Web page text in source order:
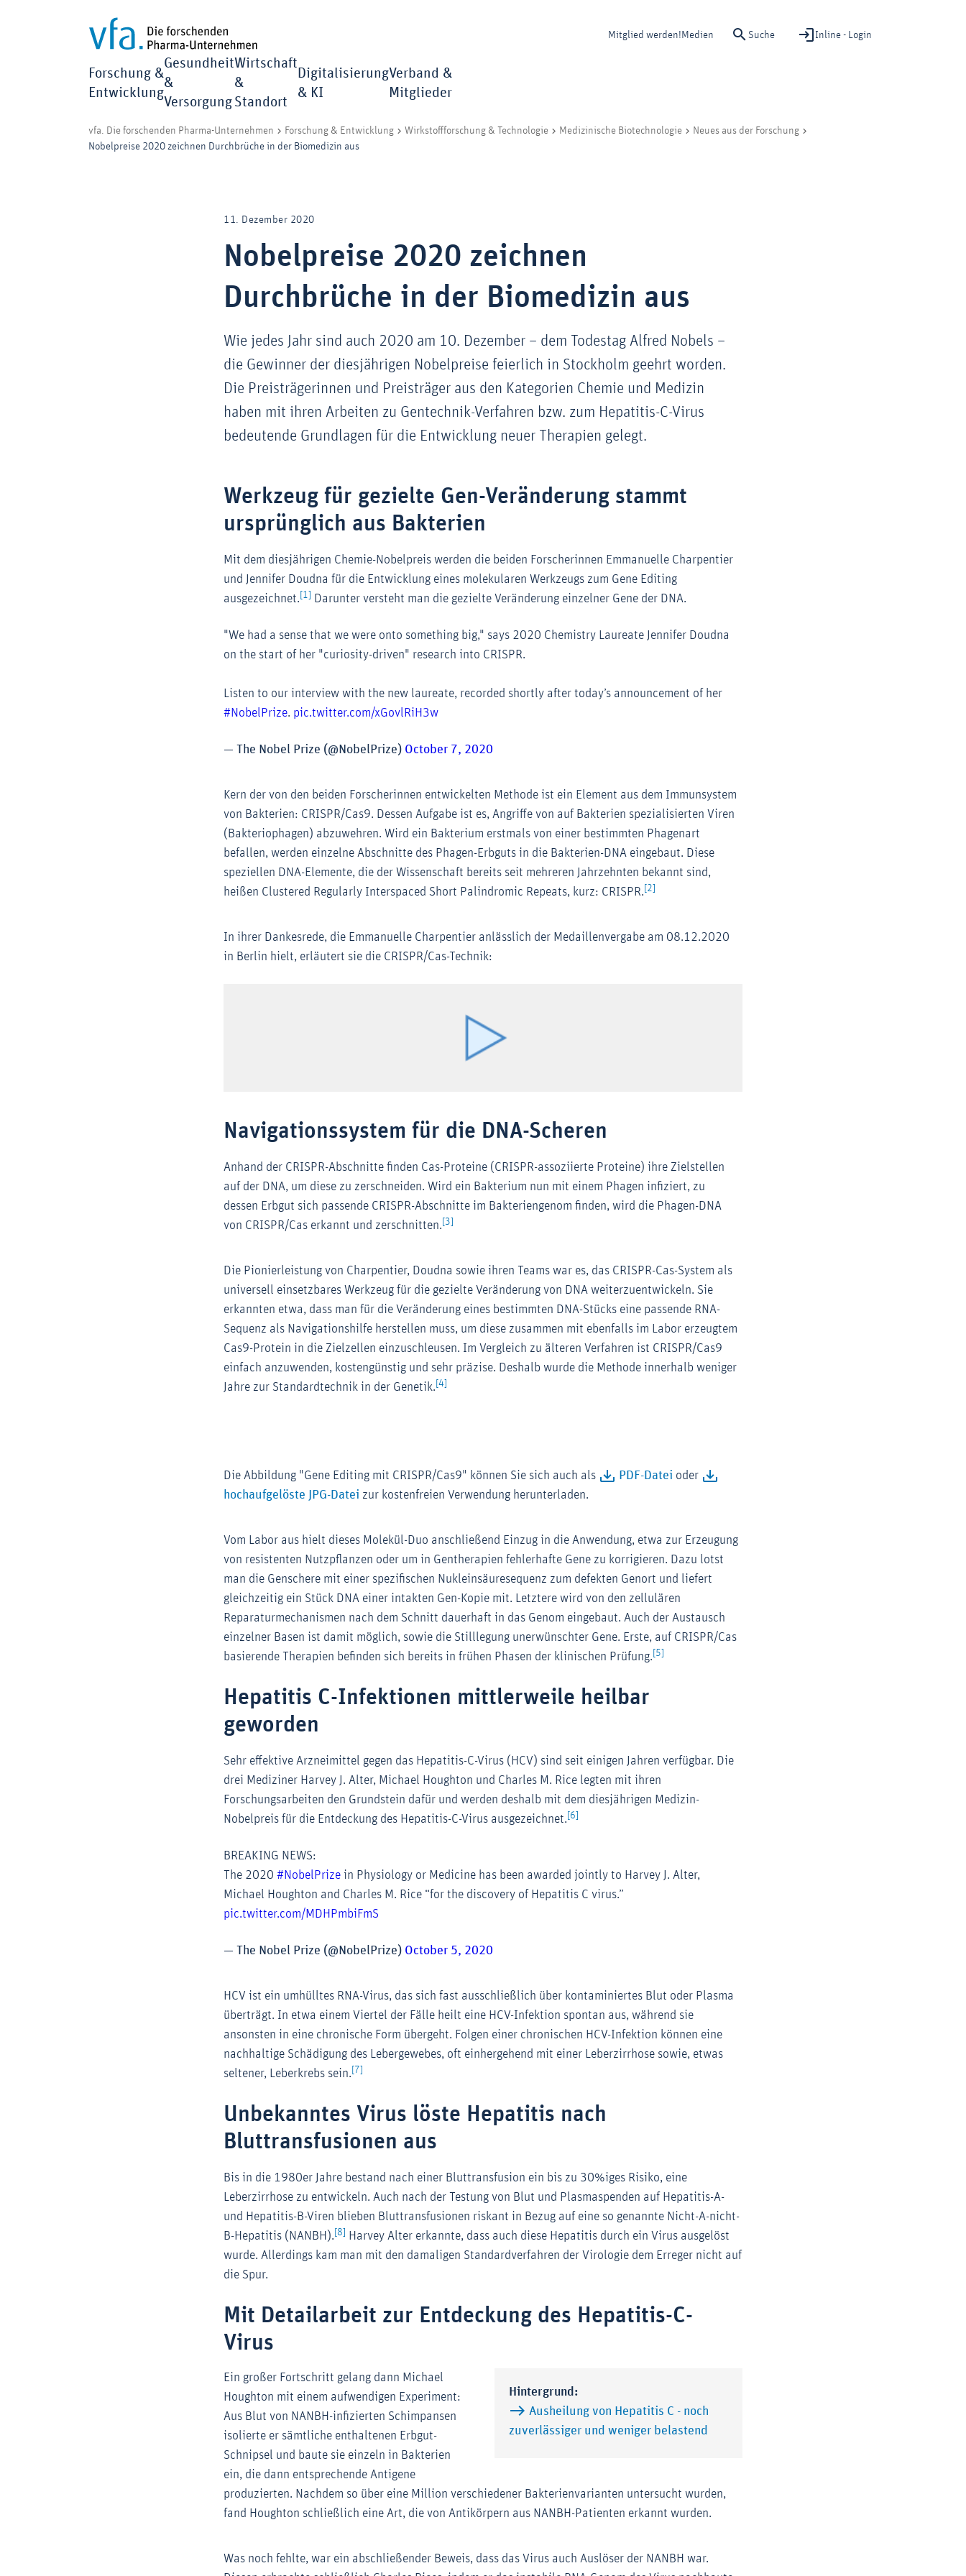
Mitglied werden! Medien Suche Inline - Login
Forschung &
Entwicklung
Gesundheit
&
Versorgung
Wirtschaft
&
Standort
Digitalisierung
& KI
Verband &
Mitglieder
vfa. Die forschenden Pharma-Unternehmen Forschung & Entwicklung Wirkstoffforschung & Technologie Medizinische Biotechnologie
Neues aus der Forschung
Nobelpreise 2020 zeichnen Durchbrüche in der Biomedizin aus
11. Dezember 2020
Nobelpreise 2020 zeichnen
Durchbrüche in der Biomedizin aus
Wie jedes Jahr sind auch 2020 am 10. Dezember – dem Todestag Alfred Nobels –
die Gewinner der diesjährigen Nobelpreise feierlich in Stockholm geehrt worden.
Die Preisträgerinnen und Preisträger aus den Kategorien Chemie und Medizin
haben mit ihren Arbeiten zu Gentechnik-Verfahren bzw. zum Hepatitis-C-Virus
bedeutende Grundlagen für die Entwicklung neuer Therapien gelegt.
Werkzeug für gezielte Gen-Veränderung stammt
ursprünglich aus Bakterien
Mit dem diesjährigen Chemie-Nobelpreis werden die beiden Forscherinnen Emmanuelle Charpentier
und Jennifer Doudna für die Entwicklung eines molekularen Werkzeugs zum Gene Editing
ausgezeichnet. [1] Darunter versteht man die gezielte Veränderung einzelner Gene der DNA.
"We had a sense that we were onto something big," says 2020 Chemistry Laureate Jennifer Doudna
on the start of her "curiosity-driven" research into CRISPR.
Listen to our interview with the new laureate, recorded shortly after today’s announcement of her
#NobelPrize. pic.twitter.com/xGovlRiH3w
— The Nobel Prize (@NobelPrize) October 7, 2020
Kern der von den beiden Forscherinnen entwickelten Methode ist ein Element aus dem Immunsystem
von Bakterien: CRISPR/Cas9. Dessen Aufgabe ist es, Angriffe von auf Bakterien spezialisierten Viren
(Bakteriophagen) abzuwehren. Wird ein Bakterium erstmals von einer bestimmten Phagenart
befallen, werden einzelne Abschnitte des Phagen-Erbguts in die Bakterien-DNA eingebaut. Diese
speziellen DNA-Elemente, die der Wissenschaft bereits seit mehreren Jahrzehnten bekannt sind,
heißen Clustered Regularly Interspaced Short Palindromic Repeats, kurz: CRISPR. [2]
In ihrer Dankesrede, die Emmanuelle Charpentier anlässlich der Medaillenvergabe am 08.12.2020
in Berlin hielt, erläutert sie die CRISPR/Cas-Technik:
Navigationssystem für die DNA-Scheren
Anhand der CRISPR-Abschnitte finden Cas-Proteine (CRISPR-assoziierte Proteine) ihre Zielstellen
auf der DNA, um diese zu zerschneiden. Wird ein Bakterium nun mit einem Phagen infiziert, zu
dessen Erbgut sich passende CRISPR-Abschnitte im Bakteriengenom finden, wird die Phagen-DNA
von CRISPR/Cas erkannt und zerschnitten. [3]
Die Pionierleistung von Charpentier, Doudna sowie ihren Teams war es, das CRISPR-Cas-System als
universell einsetzbares Werkzeug für die gezielte Veränderung von DNA weiterzuentwickeln. Sie
erkannten etwa, dass man für die Veränderung eines bestimmten DNA-Stücks eine passende RNA-
Sequenz als Navigationshilfe herstellen muss, um diese zusammen mit ebenfalls im Labor erzeugtem
Cas9-Protein in die Zielzellen einzuschleusen. Im Vergleich zu älteren Verfahren ist CRISPR/Cas9
einfach anzuwenden, kostengünstig und sehr präzise. Deshalb wurde die Methode innerhalb weniger
Jahre zur Standardtechnik in der Genetik. [4]
Die Abbildung "Gene Editing mit CRISPR/Cas9" können Sie sich auch als PDF-Datei oder
hochaufgelöste JPG-Datei zur kostenfreien Verwendung herunterladen.
Vom Labor aus hielt dieses Molekül-Duo anschließend Einzug in die Anwendung, etwa zur Erzeugung
von resistenten Nutzpflanzen oder um in Gentherapien fehlerhafte Gene zu korrigieren. Dazu lotst
man die Genschere mit einer spezifischen Nukleinsäuresequenz zum defekten Genort und liefert
gleichzeitig ein Stück DNA einer intakten Gen-Kopie mit. Letztere wird von den zellulären
Reparaturmechanismen nach dem Schnitt dauerhaft in das Genom eingebaut. Auch der Austausch
einzelner Basen ist damit möglich, sowie die Stilllegung unerwünschter Gene. Erste, auf CRISPR/Cas
basierende Therapien befinden sich bereits in frühen Phasen der klinischen Prüfung. [5]
Hepatitis C-Infektionen mittlerweile heilbar
geworden
Sehr effektive Arzneimittel gegen das Hepatitis-C-Virus (HCV) sind seit einigen Jahren verfügbar. Die
drei Mediziner Harvey J. Alter, Michael Houghton und Charles M. Rice legten mit ihren
Forschungsarbeiten den Grundstein dafür und werden deshalb mit dem diesjährigen Medizin-
Nobelpreis für die Entdeckung des Hepatitis-C-Virus ausgezeichnet. [6]
BREAKING NEWS:
The 2020#NobelPrize in Physiology or Medicine has been awarded jointly to Harvey J. Alter,
Michael Houghton and Charles M. Rice “for the discovery of Hepatitis C virus.”
pic.twitter.com/MDHPmbiFmS
— The Nobel Prize (@NobelPrize) October 5, 2020
HCV ist ein umhülltes RNA-Virus, das sich fast ausschließlich über kontaminiertes Blut oder Plasma
überträgt. In etwa einem Viertel der Fälle heilt eine HCV-Infektion spontan aus, während sie
ansonsten in eine chronische Form übergeht. Folgen einer chronischen HCV-Infektion können eine
nachhaltige Schädigung des Lebergewebes, oft einhergehend mit einer Leberzirrhose sowie, etwas
seltener, Leberkrebs sein. [7]
Unbekanntes Virus löste Hepatitis nach
Bluttransfusionen aus
Bis in die 1980er Jahre bestand nach einer Bluttransfusion ein bis zu 30%iges Risiko, eine
Leberzirrhose zu entwickeln. Auch nach der Testung von Blut und Plasmaspenden auf Hepatitis-A-
und Hepatitis-B-Viren blieben Bluttransfusionen riskant in Bezug auf eine so genannte Nicht-A-nicht-
B-Hepatitis (NANBH). [8] Harvey Alter erkannte, dass auch diese Hepatitis durch ein Virus ausgelöst
wurde. Allerdings kam man mit den damaligen Standardverfahren der Virologie dem Erreger nicht auf
die Spur.
Mit Detailarbeit zur Entdeckung des Hepatitis-C-
Virus
Hintergrund:
Ausheilung von Hepatitis C - noch
zuverlässiger und weniger belastend
Ein großer Fortschritt gelang dann Michael
Houghton mit einem aufwendigen Experiment:
Aus Blut von NANBH-infizierten Schimpansen
isolierte er sämtliche enthaltenen Erbgut-
Schnipsel und baute sie einzeln in Bakterien
ein, die dann entsprechende Antigene
produzierten. Nachdem so über eine Million verschiedener Bakterienvarianten untersucht wurden,
fand Houghton schließlich eine Art, die von Antikörpern aus NANBH-Patienten erkannt wurden.
Was noch fehlte, war ein abschließender Beweis, dass das Virus auch Auslöser der NANBH war.